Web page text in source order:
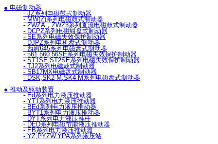
● 电磁制动器
- JZ系列电磁鼓式制动器
- MW(Z)系列电磁鼓式制动器
- ZWZA，ZWZ3系列直流电磁鼓式制动器
- DCPZ系列电磁钳盘式制动器
- SE系列电磁失效保护制动器
- DJPZ系列电机盘式制动器
- 西姆645系列电磁盘式制动器
- 561.560.56SE系列电磁失效保护制动器
- ST1SE,ST2SE系列电磁失效保护制动器
- TJ2系列电磁鼓式制动器
- SB17MX电磁盘式制动器
- DSK,SK2-M,SK4-M系列电磁盘式制动器
● 推动及驱动装置
- Ed系列电力液压推动器
- YT1系列电力液压推动器
- BEd系列电力液压推动器
- BYT1系列电力液压推动器
- DYT系列电力液压推杆
- DED系列电磁节能液压推动器
- EB系列电力液压推动器
- YZ,PYZW.YPA系列液压站